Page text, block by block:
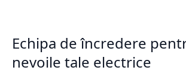
Echipa de încredere
nevoile tale electrice